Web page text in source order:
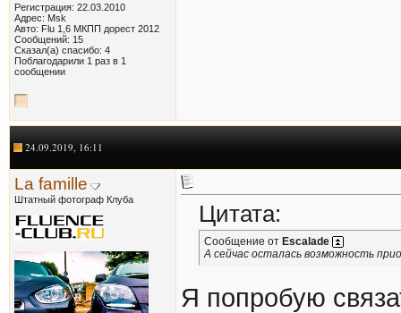
Регистрация: 22.03.2010
Адрес: Msk
Авто: Flu 1,6 МКПП дорест 2012
Сообщений: 15
Сказал(а) спасибо: 4
Поблагодарили 1 раз в 1
сообщении
24.09.2019, 16:11
La famille
Штатный фотограф Клуба
Цитата:
Сообщение от Escalade
А сейчас осталась возможность
Я попробую